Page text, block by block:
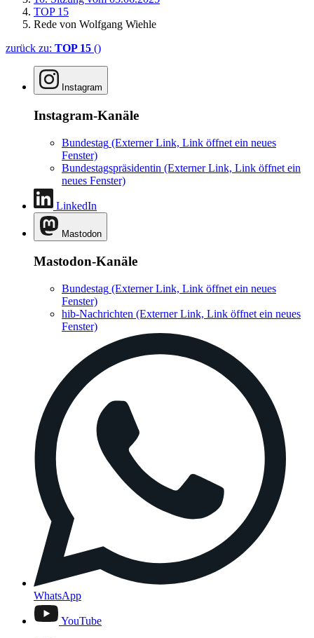
TOP 15
Rede von Wolfgang Wiehle
zurück zu: TOP 15 ()
Instagram
Instagram-Kanäle
Bundestag (Externer Link, Link öffnet ein neues
Fenster)
Bundestagspräsidentin (Externer Link, Link öffnet ein
neues Fenster)
LinkedIn
Mastodon
Mastodon-Kanäle
Bundestag (Externer Link, Link öffnet ein neues
Fenster)
hib-Nachrichten (Externer Link, Link öffnet ein neues
Fenster)
WhatsApp
YouTube